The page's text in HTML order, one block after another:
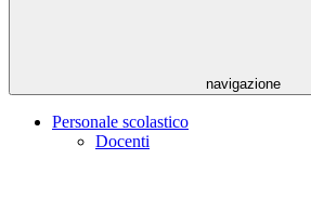
navigazione
Personale scolastico
Docenti